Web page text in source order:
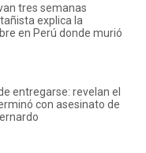
tres semanas
explica la
en Perú donde murió
entregarse: revelan el
con asesinato de